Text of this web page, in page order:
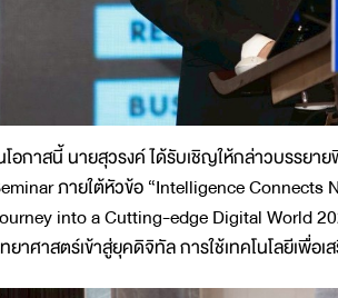
โอกาสนี้ นายสุวรงค์ ได้รับเชิญให้กล่าวบรรยา
ภายใต้หัวข้อ “Intelligence
into a Cutting-edge Digital World
ยาศาสตร์เข้าสู่ยุคดิจิทัล การใช้เทคโนโลยีเพื่อ